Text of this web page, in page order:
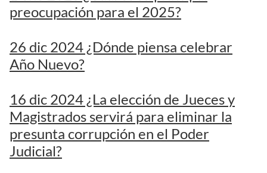
preocupación para el 2025?
26 dic 2024 ¿Dónde piensa celebrar
Año Nuevo?
16 dic 2024 ¿La elección de Jueces y
Magistrados servirá para eliminar la
presunta corrupción en el Poder
Judicial?